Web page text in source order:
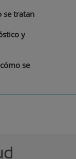
se tratan
y
se